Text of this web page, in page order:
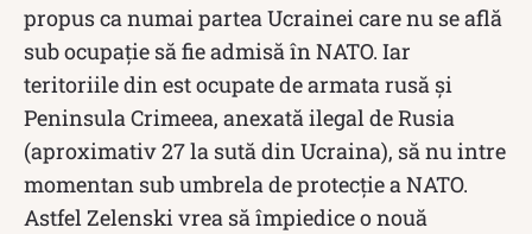
propus ca numai partea Ucrainei care nu se află
sub ocupaţie să fie admisă în NATO. Iar
teritoriile din est ocupate de armata rusă şi
Peninsula Crimeea, anexată ilegal de Rusia
(aproximativ 27 la sută din Ucraina), să nu intre
momentan sub umbrela de protecţie a NATO.
Astfel Zelenski vrea să împiedice o nouă